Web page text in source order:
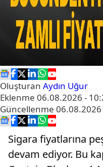
Oluşturan Aydın Uğur
Eklenme 06.08.2026 -
Güncellenme 06.08.2026
Sigara fiyatlarına
devam ediyor. Bu